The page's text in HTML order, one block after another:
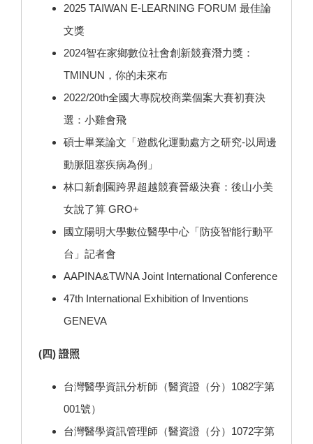
2025 TAIWAN E-LEARNING FORUM 最佳論
文獎
2024智在家鄉數位社會創新競賽潛力獎：
TMINUN，你的未來布
2022/20th全國大專院校商業個案大賽初賽決
選：小雞會飛
碩士畢業論文「遊戲化運動處方之研究-以周邊
動脈阻塞疾病為例」
林口新創園跨界超越競賽晉級決賽：後山小美
女說了算 GRO+
國立陽明大學數位醫學中心「防疫智能行動平
台」記者會
AAPINA&TWNA Joint International Conference
47th International Exhibition of Inventions
GENEVA
(四) 證照
台灣醫學資訊分析師（醫資證（分）1082字第
001號）
台灣醫學資訊管理師（醫資證（分）1072字第